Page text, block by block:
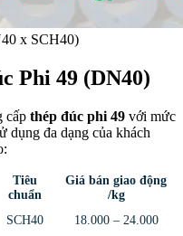
x SCH40)
Phi 49 (DN40)
cấp thép đúc phi 49 với mức
dụng đa dạng của khách
Tiêu
chuẩn
Giá bán giao động
/kg
SCH40
18.000 – 24.000